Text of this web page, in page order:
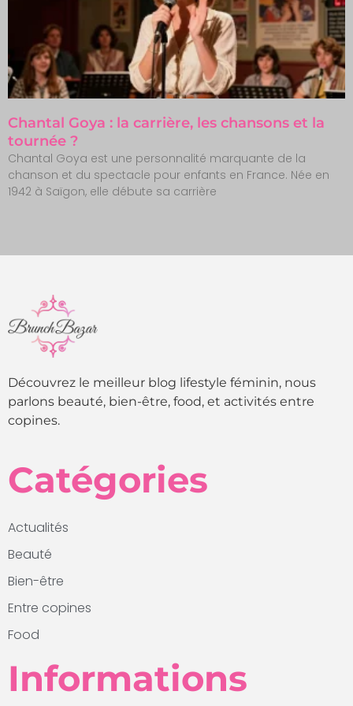
Chantal Goya : la carrière, les chansons et la
tournée ?
Chantal Goya est une personnalité marquante de la
chanson et du spectacle pour enfants en France. Née en
1942 à Saïgon, elle débute sa carrière
Découvrez le meilleur blog lifestyle féminin, nous
parlons beauté, bien-être, food, et activités entre
copines.
Catégories
Actualités
Beauté
Bien-être
Entre copines
Food
Informations